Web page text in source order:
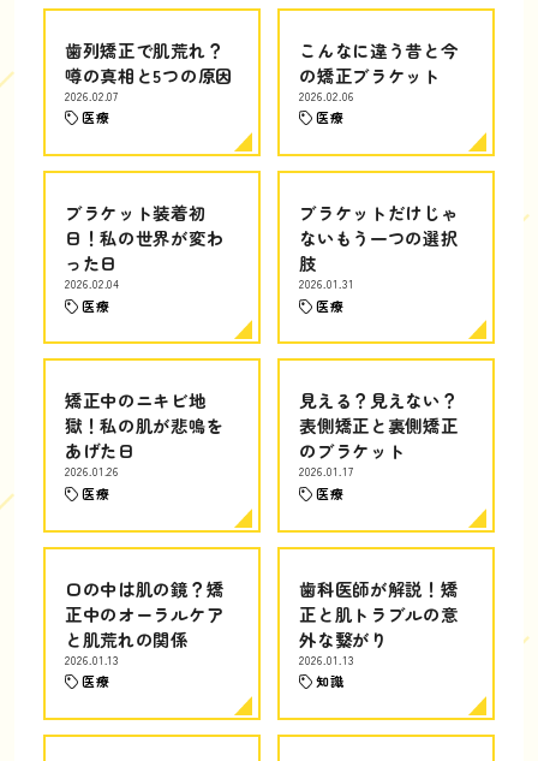
歯列矯正で肌荒れ？
噂の真相と5つの原因
2026.02.07
医療
こんなに違う昔と今
の矯正ブラケット
2026.02.06
医療
ブラケット装着初
日！私の世界が変わ
った日
2026.02.04
医療
ブラケットだけじゃ
ないもう一つの選択
肢
2026.01.31
医療
矯正中のニキビ地
獄！私の肌が悲鳴を
あげた日
2026.01.26
医療
見える？見えない？
表側矯正と裏側矯正
のブラケット
2026.01.17
医療
口の中は肌の鏡？矯
正中のオーラルケア
と肌荒れの関係
2026.01.13
医療
歯科医師が解説！矯
正と肌トラブルの意
外な繋がり
2026.01.13
知識